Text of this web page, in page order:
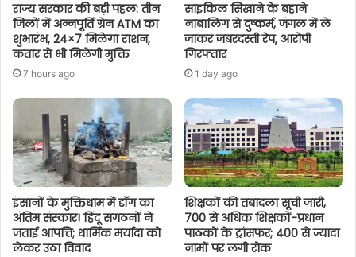
राज्य सरकार की बड़ी पहल: तीन
जिलों में अन्नपूर्ति ग्रेन ATM का
शुभारंभ, 24×7 मिलेगा राशन,
कतार से भी मिलेगी मुक्ति
7 hours ago
साइकिल सिखाने के बहाने
नाबालिग से दुष्कर्म, जंगल में ले
जाकर जबरदस्ती रेप, आरोपी
गिरफ्तार
1 day ago
इंसानों के मुक्तिधाम में डॉग का
अंतिम संस्कार! हिंदू संगठनों ने
जताई आपत्ति; धार्मिक मर्यादा को
लेकर उठा विवाद
शिक्षकों की तबादला सूची जारी,
700 से अधिक शिक्षकों-प्रधान
पाठकों के ट्रांसफर; 400 से ज्यादा
नामों पर लगी रोक